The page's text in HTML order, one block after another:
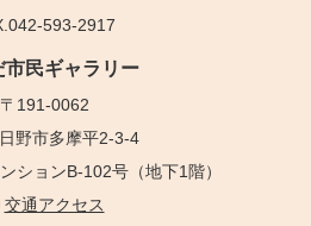
593-2917
市民ギャラリー
191-0062
野市多摩平2-3-4
ションB-102号（地下1階）
交通アクセス